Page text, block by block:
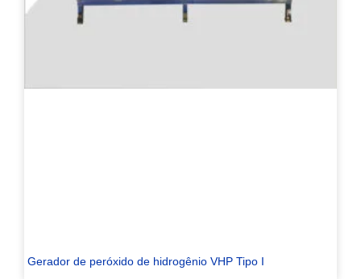
Gerador de peróxido de hidrogênio VHP Tipo I